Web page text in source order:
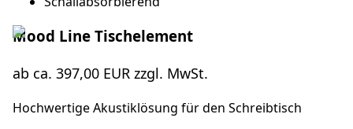
Mood Line Tischelement
ab ca. 397,00 EUR zzgl. MwSt.
Hochwertige Akustiklösung für den Schreibtisch